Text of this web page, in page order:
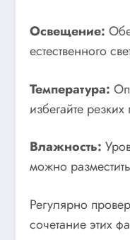
Освещение:
естественного
Температура:
избегайте
Влажность:
можно
Регулярно
сочетание этих